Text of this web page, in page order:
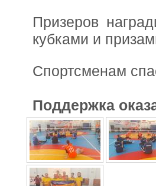
Призеров
кубками и
Спортсменам
Поддержка